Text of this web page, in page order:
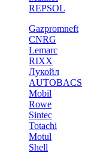
REPSOL
Gazpromneft
CNRG
Lemarc
RIXX
Лукойл
AUTOBACS
Mobil
Rowe
Sintec
Totachi
Motul
Shell